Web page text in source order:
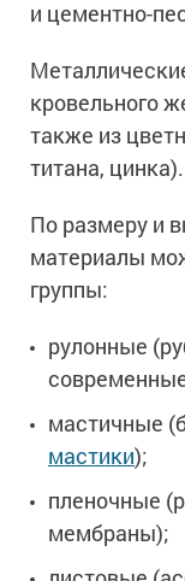
и цементно-
кровельного
также из
титана, цинка).
По размеру и
материалы
группы:
рулонные
мастичные
мастики);
пленочные
мембраны);